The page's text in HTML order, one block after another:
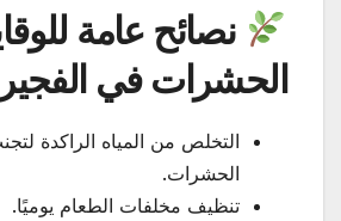
نصائح عامة
الحشرات في
التخلص من المياه الراكدة
الحشرات.
تنظيف مخلفات الطعام يوميًا.